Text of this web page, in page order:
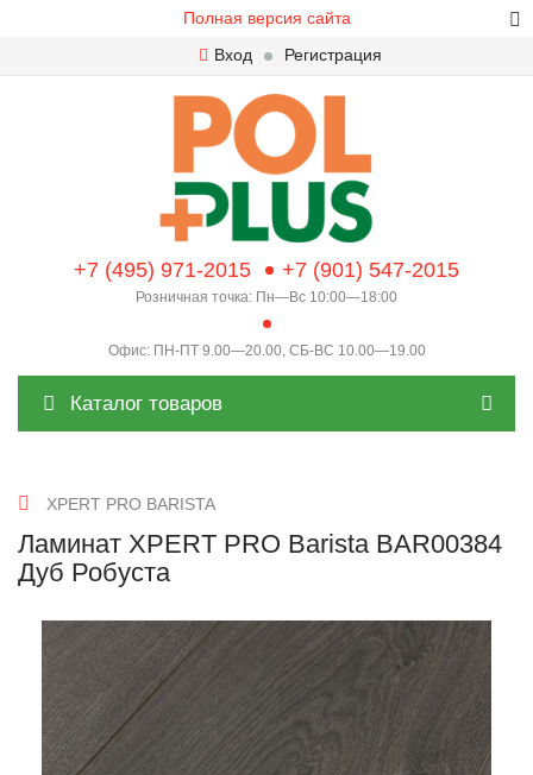
Полная версия сайта
Вход
Регистрация
+7 (495) 971-2015 +7 (901) 547-2015
Розничная точка: Пн—Вс 10:00—18:00
Офис: ПН-ПТ 9.00—20.00, СБ-ВС 10.00—19.00
Каталог товаров
XPERT PRO BARISTA
Ламинат XPERT PRO Barista BAR00384
Дуб Робуста